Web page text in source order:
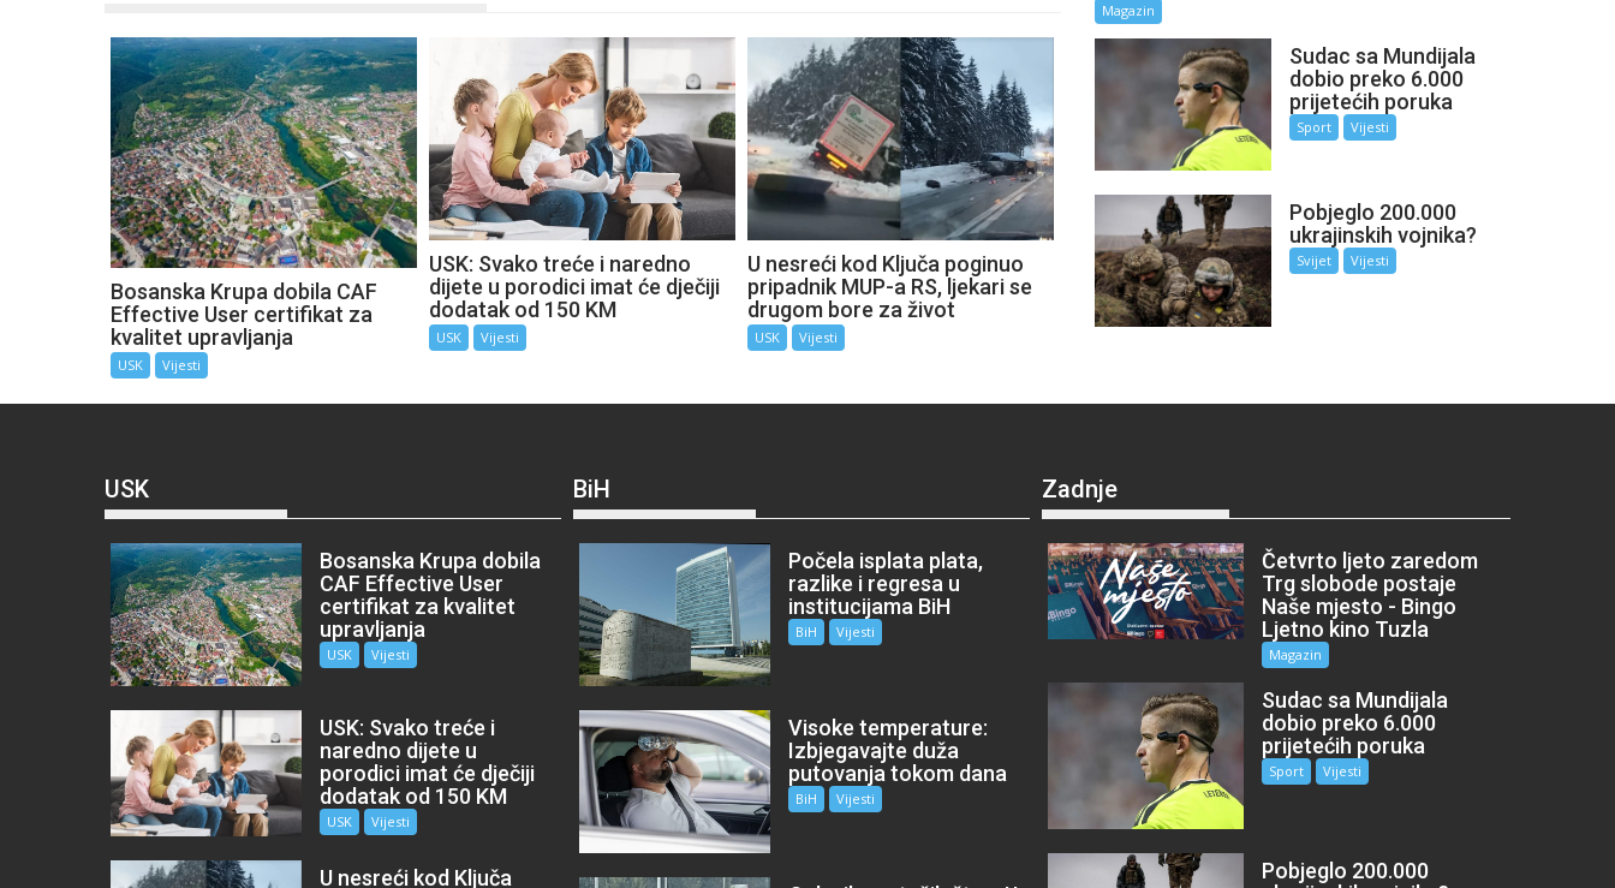
Bosanska Krupa dobila CAF
Effective User certifikat za
kvalitet upravljanja
USK Vijesti
USK: Svako treće i naredno
dijete u porodici imat će dječiji
dodatak od 150 KM
USK Vijesti
U nesreći kod Ključa poginuo
pripadnik MUP-a RS, ljekari se
drugom bore za život
USK Vijesti
Magazin
Sudac sa Mundijala
dobio preko 6.000
prijetećih poruka
Sport Vijesti
Pobjeglo 200.000
ukrajinskih vojnika?
Svijet Vijesti
USK
Bosanska Krupa dobila
CAF Effective User
certifikat za kvalitet
upravljanja
USK Vijesti
USK: Svako treće i
naredno dijete u
porodici imat će dječiji
dodatak od 150 KM
USK Vijesti
U nesreći kod Ključa
BiH
Počela isplata plata,
razlike i regresa u
institucijama BiH
BiH Vijesti
Visoke temperature:
Izbjegavajte duža
putovanja tokom dana
BiH Vijesti
Zadnje
Četvrto ljeto zaredom
Trg slobode postaje
Naše mjesto - Bingo
Ljetno kino Tuzla
Magazin
Sudac sa Mundijala
dobio preko 6.000
prijetećih poruka
Sport Vijesti
Pobjeglo 200.000